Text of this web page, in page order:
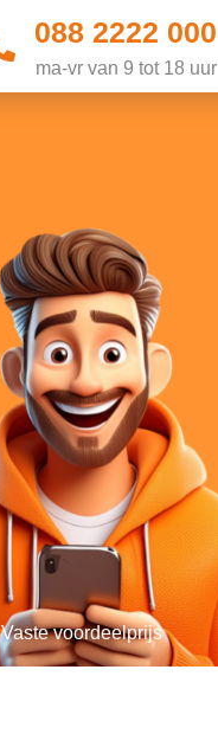
088 2222 000
ma-vr van 9 tot 18 uur
Vaste voordeelprijs